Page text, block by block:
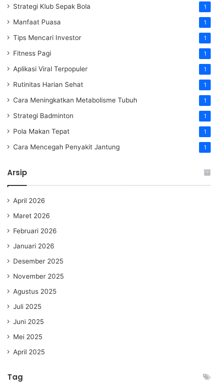
Strategi Klub Sepak Bola 1
Manfaat Puasa 1
Tips Mencari Investor 1
Fitness Pagi 1
Aplikasi Viral Terpopuler 1
Rutinitas Harian Sehat 1
Cara Meningkatkan Metabolisme Tubuh 1
Strategi Badminton 1
Pola Makan Tepat 1
Cara Mencegah Penyakit Jantung 1
Arsip
April 2026
Maret 2026
Februari 2026
Januari 2026
Desember 2025
November 2025
Agustus 2025
Juli 2025
Juni 2025
Mei 2025
April 2025
Tag